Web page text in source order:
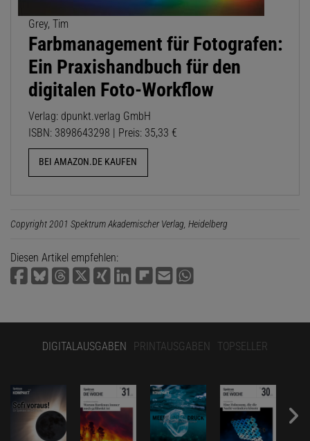
Grey, Tim
Farbmanagement für Fotografen:
Ein Praxishandbuch für den
digitalen Foto-Workflow
Verlag: dpunkt.verlag GmbH
ISBN: 3898643298 | Preis: 35,33 €
BEI AMAZON.DE KAUFEN
Copyright 2001 Spektrum Akademischer Verlag, Heidelberg
Diesen Artikel empfehlen:
DIGITALAUSGABEN PRINTAUSGABEN TOPSELLER